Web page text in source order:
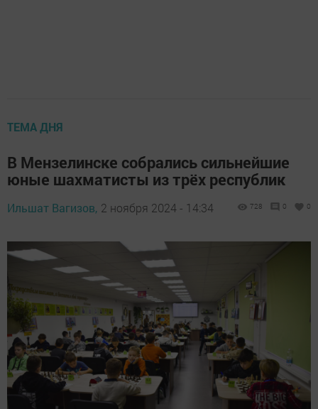
ТЕМА ДНЯ
В Мензелинске собрались сильнейшие
юные шахматисты из трёх республик
Ильшат Вагизов, 2 ноября 2024 - 14:34 728 0 0